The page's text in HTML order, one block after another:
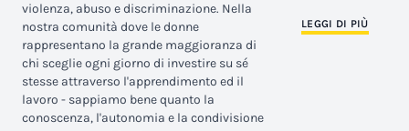
violenza, abuso e discriminazione. Nella
nostra comunità dove le donne
rappresentano la grande maggioranza di
chi sceglie ogni giorno di investire su sé
stesse attraverso l'apprendimento ed il
lavoro - sappiamo bene quanto la
conoscenza, l'autonomia e la condivisione
LEGGI DI PIÙ